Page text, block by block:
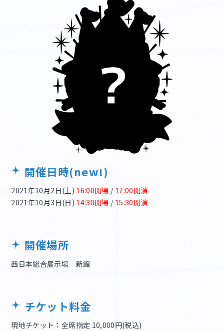
開催日時(new!)
2021年10月2日(土) 16:00開場 / 17:00開演
2021年10月3日(日) 14:30開場 / 15:30開演
開催場所
西日本総合展示場 新館
チケット料金
現地チケット：全席指定 10,000円(税込)